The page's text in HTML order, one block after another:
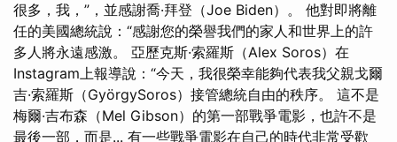
很多，我，”，並感謝喬·拜登（Joe Biden）。 他對即將離
任的美國總統說：“感謝您的榮譽我們的家人和世界上的許
多人將永遠感激。 亞歷克斯·索羅斯（Alex Soros）在
Instagram上報導說：“今天，我很榮幸能夠代表我父親戈爾
吉·索羅斯（GyörgySoros）接管總統自由的秩序。 這不是
梅爾·吉布森（Mel Gibson）的第一部戰爭電影，也許不是
最後一部，而是... 有一些戰爭電影在自己的時代非常受歡